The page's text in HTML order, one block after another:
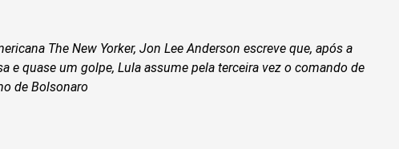
The New Yorker, Jon Lee Anderson escreve que, após a
e quase um golpe, Lula assume pela terceira vez o comando de
de Bolsonaro